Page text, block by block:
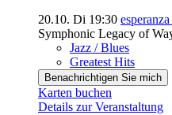
20.10. Di 19:30
Symphonic Legacy of
Jazz / Blues
Greatest Hits
Benachrichtigen Sie mich
Karten buchen
Details zur Veranstaltung